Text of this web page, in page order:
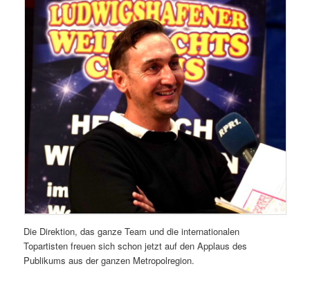
Die Direktion, das ganze Team und die internationalen
Topartisten freuen sich schon jetzt auf den Applaus des
Publikums aus der ganzen Metropolregion.